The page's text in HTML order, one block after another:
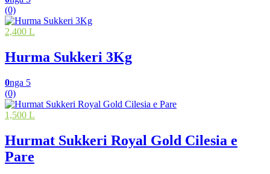
(0)
2,400 L
Hurma Sukkeri 3Kg
0nga 5
(0)
1,500 L
Hurmat Sukkeri Royal Gold Cilesia e
Pare